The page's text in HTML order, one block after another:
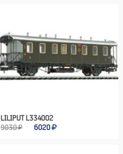
LILIPUT L334002
9030 ₽
6020